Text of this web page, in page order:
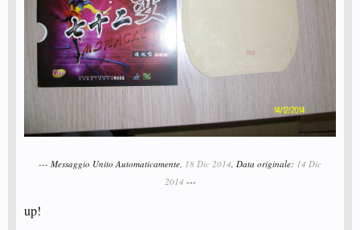
--- Messaggio Unito Automaticamente, 18 Dic 2014, Data originale: 14 Dic
2014 ---
up!